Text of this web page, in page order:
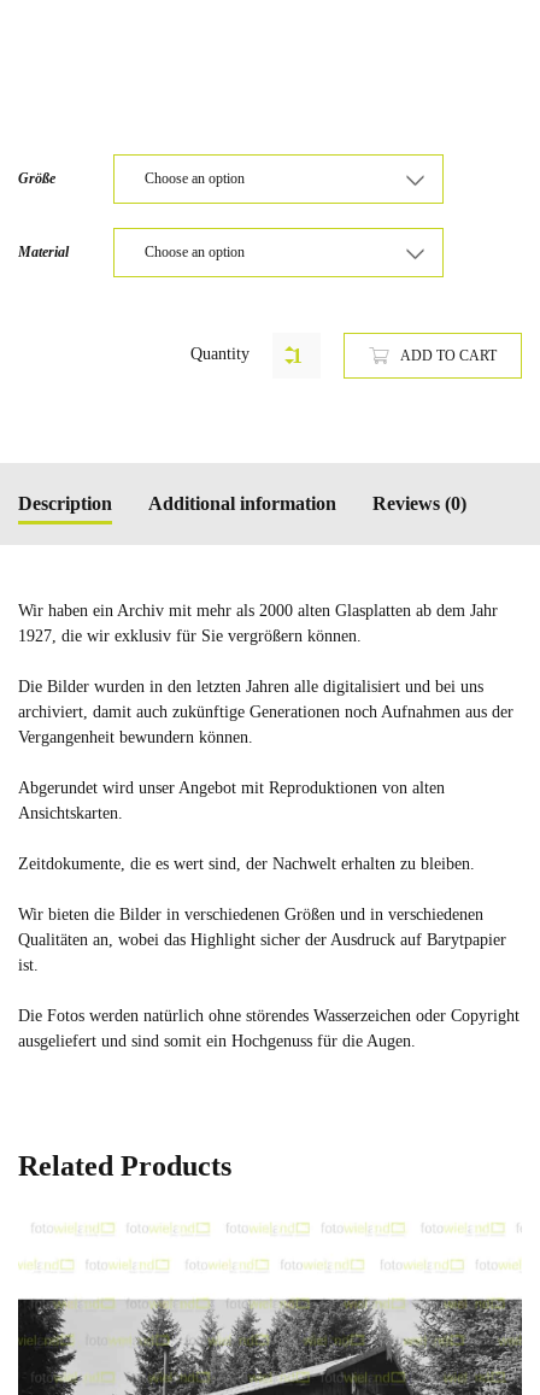
Größe
Material
Quantity ADD TO CART
Description Additional information Reviews (0)
Wir haben ein Archiv mit mehr als 2000 alten Glasplatten ab dem Jahr
1927, die wir exklusiv für Sie vergrößern können.
Die Bilder wurden in den letzten Jahren alle digitalisiert und bei uns
archiviert, damit auch zukünftige Generationen noch Aufnahmen aus der
Vergangenheit bewundern können.
Abgerundet wird unser Angebot mit Reproduktionen von alten
Ansichtskarten.
Zeitdokumente, die es wert sind, der Nachwelt erhalten zu bleiben.
Wir bieten die Bilder in verschiedenen Größen und in verschiedenen
Qualitäten an, wobei das Highlight sicher der Ausdruck auf Barytpapier
ist.
Die Fotos werden natürlich ohne störendes Wasserzeichen oder Copyright
ausgeliefert und sind somit ein Hochgenuss für die Augen.
Related Products